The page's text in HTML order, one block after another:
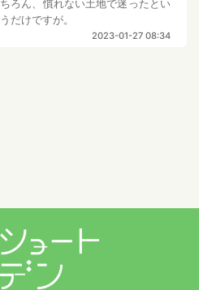
ちろん、慣れない土地で迷ったとい
うだけですが。
2023-01-27 08:34